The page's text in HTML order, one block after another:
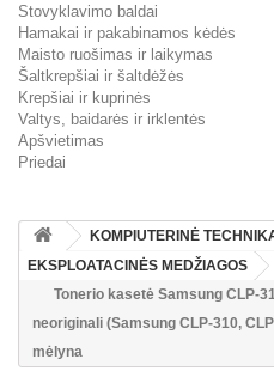
Stovyklavimo baldai
Hamakai ir pakabinamos kėdės
Maisto ruošimas ir laikymas
Šaltkrepšiai ir šaltdėžės
Krepšiai ir kuprinės
Valtys, baidarės ir irklentės
Apšvietimas
Priedai
KOMPIUTERINĖ
EKSPLOATACINĖS MEDŽIAGOS
Tonerio kasetė Samsung CLP-
neoriginali (Samsung CLP-310,
mėlyna